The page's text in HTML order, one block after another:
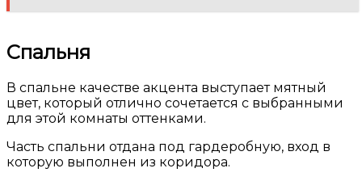
Спальня
В спальне качестве акцента выступает мятный
цвет, который отлично сочетается с выбранными
для этой комнаты оттенками.
Часть спальни отдана под гардеробную, вход в
которую выполнен из коридора.